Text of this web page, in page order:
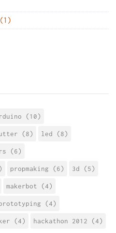
(10)
(8) led (8)
(6)
propmaking (6) 3d (5)
makerbot (4)
(4)
(4) hackathon 2012 (4)